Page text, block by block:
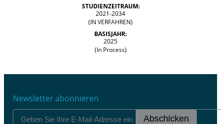
STUDIENZEITRAUM:
2021-2034
(IN VERFAHREN)
BASISJAHR:
2025
(In Process)
Newsletter abonnieren
Abschicken